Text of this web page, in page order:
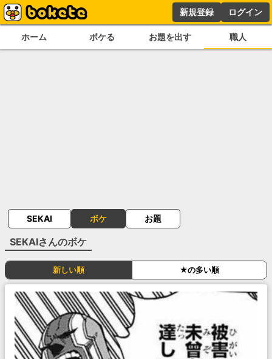
新規登録 ログイン
ホーム ボケる お題を出す 職人
SEKAI ボケ お題
SEKAIさんのボケ
新しい順 ★の多い順